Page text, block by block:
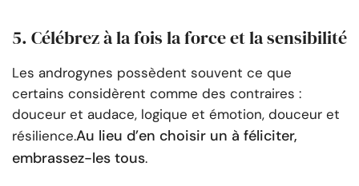
5. Célébrez à la fois la force et la sensibilité
Les androgynes possèdent souvent ce que
certains considèrent comme des contraires :
douceur et audace, logique et émotion, douceur et
résilience.Au lieu d’en choisir un à féliciter,
embrassez-les tous.